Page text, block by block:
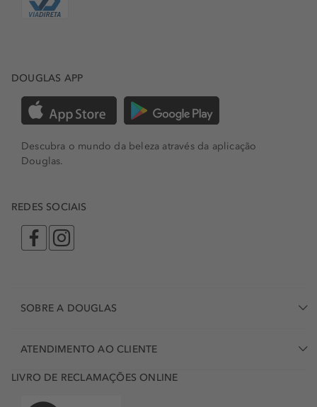
DOUGLAS APP
Descubra o mundo da beleza através da aplicação
Douglas.
REDES SOCIAIS
SOBRE A DOUGLAS
ATENDIMENTO AO CLIENTE
LIVRO DE RECLAMAÇÕES ONLINE